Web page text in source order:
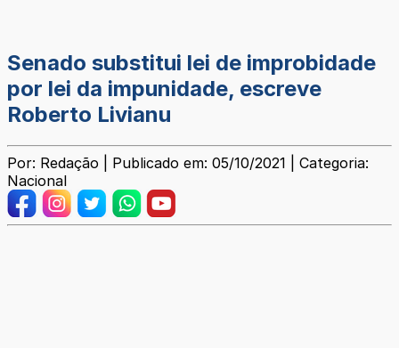
Senado substitui lei de improbidade
por lei da impunidade, escreve
Roberto Livianu
Por: Redação | Publicado em: 05/10/2021 | Categoria:
Nacional